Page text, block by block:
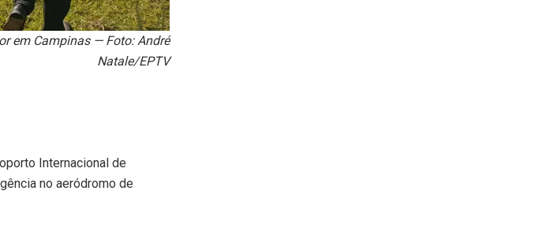
em Campinas — Foto: André
Natale/EPTV
Internacional de
no aeródromo de